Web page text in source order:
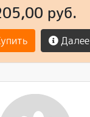
руб.
Далее